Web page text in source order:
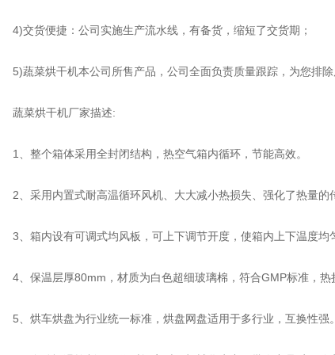
货便捷：公司实施生产流水线，有备货，缩短了交货期；
菜烘干机本公司所售产品，公司全面负责质量跟踪，为您排除
菜烘干机厂家描述:
整个箱体采用全封闭结构，热空气箱内循环，节能高效。
采用内置式耐高温循环风机、大大减小热损失、强化了热量的
箱内设有可调式均风板，可上下调节开度，使箱内上下温度均
保温层厚80mm，材质为白色超细玻璃棉，符合GMP标准，热
烘车烘盘为行业统一标准，烘盘网盘适用于多行业，互换性强。